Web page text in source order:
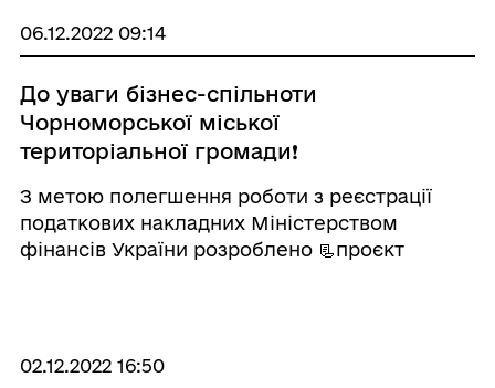
роз’яснювальну ро ...
06.12.2022 09:14
До уваги бізнес-спільноти
Чорноморської міської
територіальної громади❗
З метою полегшення роботи з реєстрації
податкових накладних Міністерством
фінансів України розроблено 📃проєкт
29 грудня 201 ...
02.12.2022 16:50